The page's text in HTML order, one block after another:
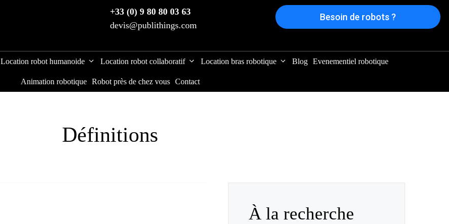
+33 (0) 9 80 80 03 63
devis@publithings.com
Besoin de robots ?
Location robot humanoide Location robot collaboratif Location bras robotique Blog Evenementiel robotique
Animation robotique Robot près de chez vous Contact
Définitions
À la recherche